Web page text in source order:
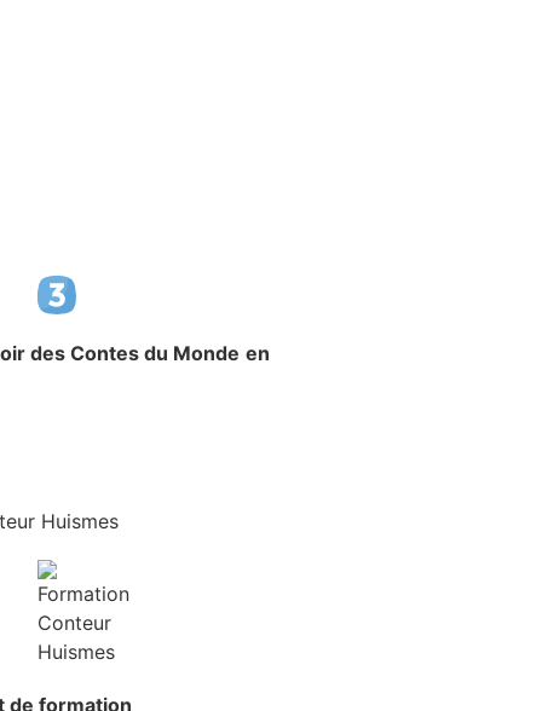
des Contes du Monde en
de formation